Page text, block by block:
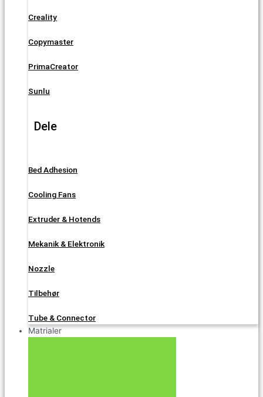
Creality
Copymaster
PrimaCreator
Sunlu
Dele
Bed Adhesion
Cooling Fans
Extruder & Hotends
Mekanik & Elektronik
Nozzle
Tilbehør
Tube & Connector
Matrialer